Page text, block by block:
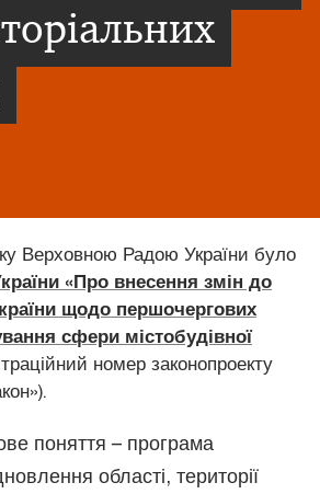
Верховною Радою України було
«Про внесення змін до
щодо першочергових
сфери містобудівної
номер законопроекту
поняття – програма
області, території